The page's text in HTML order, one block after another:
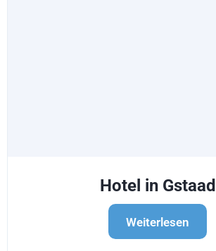
Hotel in Gstaad
Weiterlesen